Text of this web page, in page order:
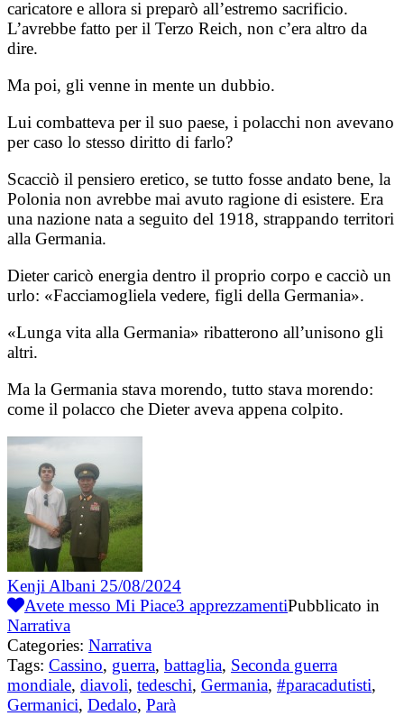
caricatore e allora si preparò all’estremo sacrificio.
L’avrebbe fatto per il Terzo Reich, non c’era altro da
dire.
Ma poi, gli venne in mente un dubbio.
Lui combatteva per il suo paese, i polacchi non avevano
per caso lo stesso diritto di farlo?
Scacciò il pensiero eretico, se tutto fosse andato bene, la
Polonia non avrebbe mai avuto ragione di esistere. Era
una nazione nata a seguito del 1918, strappando territori
alla Germania.
Dieter caricò energia dentro il proprio corpo e cacciò un
urlo: «Facciamogliela vedere, figli della Germania».
«Lunga vita alla Germania» ribatterono all’unisono gli
altri.
Ma la Germania stava morendo, tutto stava morendo:
come il polacco che Dieter aveva appena colpito.
Kenji Albani 25/08/2024
Avete messo Mi Piace3 apprezzamentiPubblicato in
Narrativa
Categories: Narrativa
Tags: Cassino, guerra, battaglia, Seconda guerra
mondiale, diavoli, tedeschi, Germania, #paracadutisti,
Germanici, Dedalo, Parà